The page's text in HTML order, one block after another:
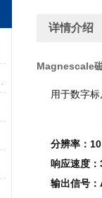
详情介绍
Magnescale
用于数字
分辨率：
响应速度
输出信号